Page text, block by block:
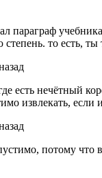
параграф
то есть,
есть нечётный
извлекать, если
потому что